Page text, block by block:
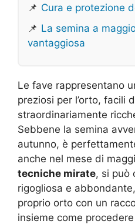
📌 Cura e protezione
📌 La semina a
vantaggiosa
Le fave rappresentano
preziosi per l’orto, facili
straordinariamente
Sebbene la semina
autunno, è
anche nel mese di
tecniche mirate, si può
rigogliosa e
proprio orto con un
insieme come